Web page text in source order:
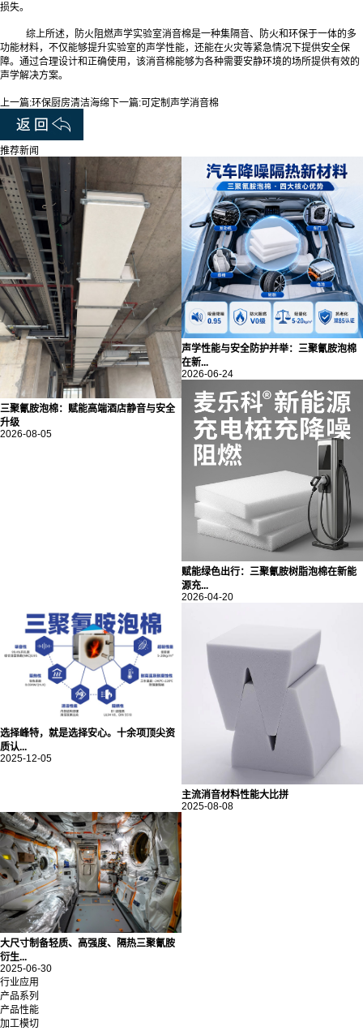
损失。
综上所述，防火阻燃声学实验室消音棉是一种集隔音、防火和环保于一体的多
功能材料，不仅能够提升实验室的声学性能，还能在火灾等紧急情况下提供安全保
障。通过合理设计和正确使用，该消音棉能够为各种需要安静环境的场所提供有效的
声学解决方案。‍
上一篇:环保厨房清洁海绵下一篇:可定制声学消音棉
推荐新闻
三聚氰胺泡棉：赋能高端酒店静音与安全
升级
2026-08-05
声学性能与安全防护并举：三聚氰胺泡棉
在新...
2026-06-24
赋能绿色出行：三聚氰胺树脂泡棉在新能
源充...
2026-04-20
选择峰特，就是选择安心。十余项顶尖资
质认...
2025-12-05
主流消音材料性能大比拼
2025-08-08
大尺寸制备轻质、高强度、隔热三聚氰胺
衍生...
2025-06-30
行业应用
产品系列
产品性能
加工模切